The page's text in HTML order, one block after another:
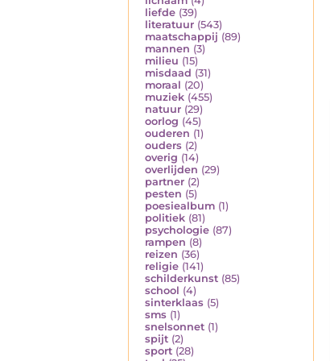
liefde (39)
literatuur (543)
maatschappij (89)
mannen (3)
milieu (15)
misdaad (31)
moraal (20)
muziek (455)
natuur (29)
oorlog (45)
ouderen (1)
ouders (2)
overig (14)
overlijden (29)
partner (2)
pesten (5)
poesiealbum (1)
politiek (81)
psychologie (87)
rampen (8)
reizen (36)
religie (141)
schilderkunst (85)
school (4)
sinterklaas (5)
sms (1)
snelsonnet (1)
spijt (2)
sport (28)